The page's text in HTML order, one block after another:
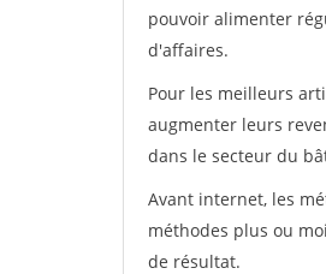
pouvoir alimenter
d'affaires.
Pour les meilleurs
augmenter leurs
dans le secteur du
Avant internet, les
méthodes plus ou
de résultat.